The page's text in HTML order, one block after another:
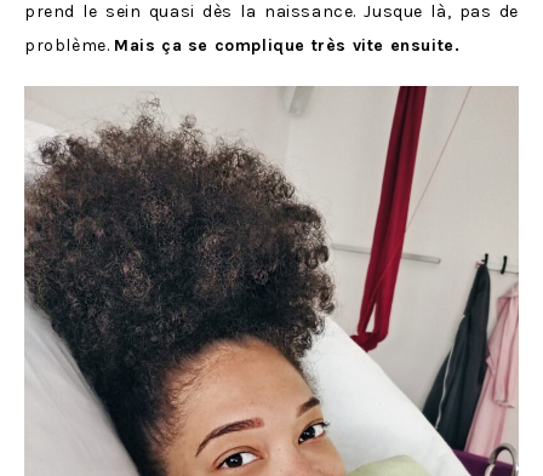
prend le sein quasi dès la naissance. Jusque là, pas de
problème. Mais ça se complique très vite ensuite.